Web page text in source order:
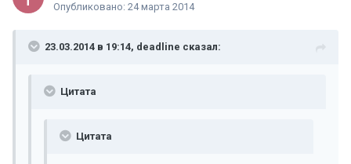
Опубликовано: 24 марта 2014
23.03.2014 в 19:14, deadline сказал:
Цитата
Цитата